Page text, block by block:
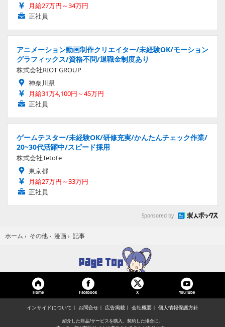
月給27万円～34万円
正社員
アニメーション動画制作クリエイター/未経験OK/モーション
グラフィックス/資格不問/退職金制度あり
株式会社RIOT GROUP
神奈川県
月給31万4,100円～45万円
正社員
ゲームテスター/未経験OK/研修充実/かんたんチェック作業/
20~30代活躍中/スピード採用
株式会社Tetote
東京都
月給27万円～33万円
正社員
Sponsored by
ホーム › その他 › 漫画 › 記事
Home Facebook X YouTube
インサイドについて お問合せ 広告掲載 会社概要 個人情報保護方針
紹介した商品/サービスを購入、契約した場合に、